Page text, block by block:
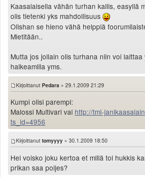
Kaasalaisella vähän turhan kallis, easyllä
olis tietenki yks mahdollisuus
Olishan se hieno vähä helppiä
Mietitään..
Mutta jos jollain olis turhana niin voi laittaa
halkeamilla yms.
Kirjoittanut Pedara » 29.1.2009 21:29
Kumpi olisi parempi:
Malossi Multivari vai http://tmi-
ts_id=4956
Kirjoittanut tomyyyy » 30.1.2009 18:50
Hei voisko joku kertoa et millä toi hukkis
prikan saa poijes?